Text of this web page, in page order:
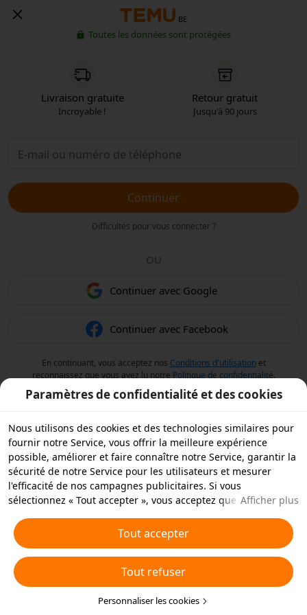
BE
Toutes les données sont protégées
Livraison gratuite
Incroyable !
Retour gratuit
Jusqu'à 90 jours
Continuer
Difficultés pour vous connecter ?
OU
Continuer avec Google
Continuer avec Facebook
En continuant, vous acceptez nos Conditions d'utilisation et
reconnaissez que vous avez lu notre Politique de confidentialité.
Paramètres de confidentialité et des cookies
Nous utilisons des cookies et des technologies similaires pour
fournir notre Service, vous offrir la meilleure expérience
possible, améliorer et faire connaître notre Service, garantir la
sécurité de notre Service pour les utilisateurs et mesurer
l'efficacité de nos campagnes publicitaires. Si vous
sélectionnez « Tout accepter », vous acceptez que nous et nos
similaires sur votre appareil à des fins publicitaires. Vous
pouvez aussi « rejeter tous » les cookies non essentiels ou
choisir les types de cookies que vous souhaitez accepter ou
rejeter à tout moment dans vos paramètres de confidentialité
ou en cliquant sur « Personnaliser les cookies » ci-dessous.
Pour plus de détails, consultez notrePolitique relative aux
Afficher plus
Tout accepter
Tout refuser
Personnaliser les cookies